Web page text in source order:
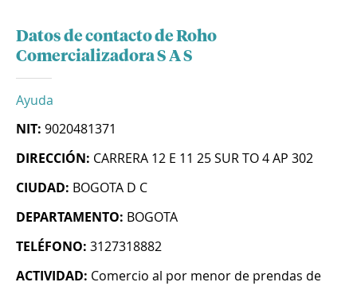
Datos de contacto de Roho
Comercializadora S A S
Ayuda
NIT: 9020481371
DIRECCIÓN: CARRERA 12 E 11 25 SUR TO 4 AP 302
CIUDAD: BOGOTA D C
DEPARTAMENTO: BOGOTA
TELÉFONO: 3127318882
ACTIVIDAD: Comercio al por menor de prendas de